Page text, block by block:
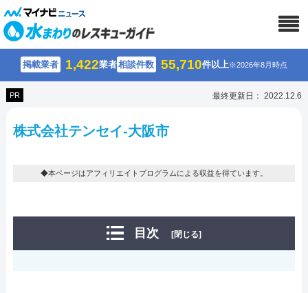
掲載業者 1,422業者相談件数 55,710件以上※2026年8月時点
PR 最終更新日： 2022.12.6
株式会社テンセイ-大阪市
◆本ページはアフィリエイトプログラムによる収益を得ています。
目次 [閉じる]